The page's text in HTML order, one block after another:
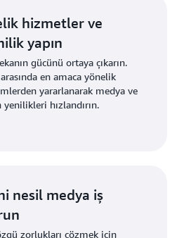
hizmetler ve
yapın
gücünü ortaya çıkarın.
en amaca yönelik
yararlanarak medya ve
yenilikleri hızlandırın.
nesil medya iş
zorlukları çözmek için